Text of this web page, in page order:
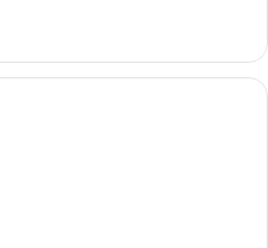
Park
Access)
King
Artist
Room